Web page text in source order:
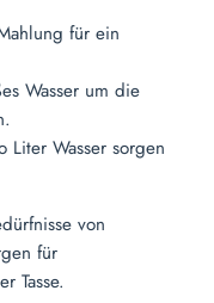
für ein
Wasser um die
Liter Wasser sorgen
von
für
Tasse.